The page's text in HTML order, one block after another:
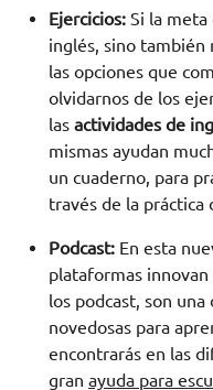
Ejercicios: Si la meta
inglés, sino también
las opciones que
olvidarnos de los
las actividades de
mismas ayudan
un cuaderno, para
través de la práctica
Podcast: En esta
plataformas
los podcast, son una
novedosas para
encontrarás en las
gran ayuda para